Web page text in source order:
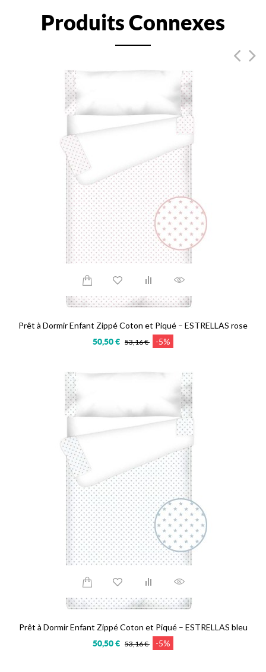
Produits Connexes
Prêt à Dormir Enfant Zippé Coton et Piqué – ESTRELLAS rose
50,50 € 53,16 € -5%
Prêt à Dormir Enfant Zippé Coton et Piqué – ESTRELLAS bleu
50,50 € 53,16 € -5%